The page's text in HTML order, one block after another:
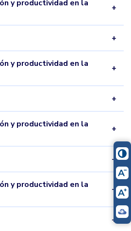
y productividad en la
y productividad en la
y productividad en la
y productividad en la